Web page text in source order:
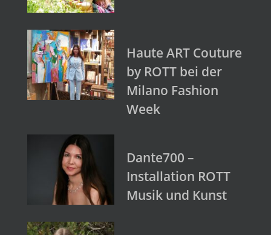
Haute ART Couture
by ROTT bei der
Milano Fashion
Week
Dante700 –
Installation ROTT
Musik und Kunst